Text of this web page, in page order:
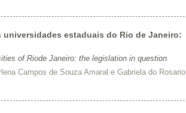
estaduais do Rio de Janeiro:
of Riode Janeiro: the legislation in question
Campos de Souza Amaral e Gabriela do Rosario